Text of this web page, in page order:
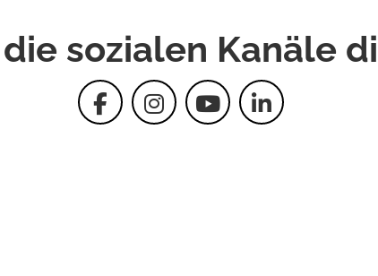
sozialen Kanäle